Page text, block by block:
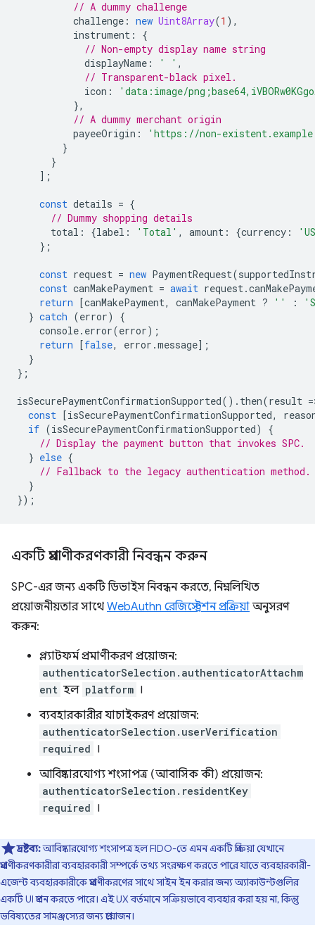
// A dummy challenge
challenge : new Uint8Array(1 ),
instrument :
{
// Non-empty display name string
displayName : ' ' ,
// Transparent-black pixel.
icon :
'data:image/
},
// A dummy merchant origin
payeeOrigin :
'https://non-
}
}
];
const details = {
// Dummy shopping details
total : {label : 'Total' , amount : {currency :
};
const request = new PaymentRequest(
const canMakePayment = await request.
return
[canMakePayment, canMakePayment ? '' :
} catch (error)
{
console. error(error);
return
[false, error .message];
}
};
isSecurePaymentConfirmationSupported(). then(result =
const
[isSecurePaymentConfirmationSupported,
if (isSecurePaymentConfirmationSupported)
{
// Display the payment button that invokes SPC.
} else {
// Fallback to the legacy authentication method.
}
});
একটি প্রমাণীকরণকারী নিবন্ধন করুন
SPC-এর জন্য একটি ডিভাইস নিবন্ধন করতে, নিম্নলিখিত
প্রয়োজনীয়তার সাথে WebAuthn রেজিস্ট্রেশন প্রক্রিয়া অনুসরণ
করুন:
প্ল্যাটফর্ম প্রমাণীকরণ প্রয়োজন:
authenticatorSelection.authenticatorAttachm
ent হল platform ।
ব্যবহারকারীর যাচাইকরণ প্রয়োজন:
authenticatorSelection.userVerification
required ।
আবিষ্কারযোগ্য শংসাপত্র (আবাসিক কী) প্রয়োজন:
authenticatorSelection.residentKey
required ।
দ্রষ্টব্য:আবিষ্কারযোগ্য শংসাপত্র হল FIDO-তে এমন একটি প্রক্রিয়া যেখানে
প্রমাণীকরণকারীরা ব্যবহারকারী সম্পর্কে তথ্য সংরক্ষণ করতে পারে যাতে ব্যবহারকারী-
এজেন্ট ব্যবহারকারীকে প্রমাণীকরণের সাথে সাইন ইন করার জন্য অ্যাকাউন্টগুলির
একটি UI প্রদান করতে পারে। এই UX বর্তমানে সক্রিয়ভাবে ব্যবহার করা হয় না, কিন্তু
ভবিষ্যতের সামঞ্জস্যের জন্য প্রয়োজন।